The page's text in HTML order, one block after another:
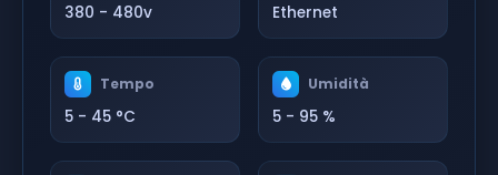
380 - 480v Ethernet
Tempo
5 - 45 °C
Umidità
5 - 95 %